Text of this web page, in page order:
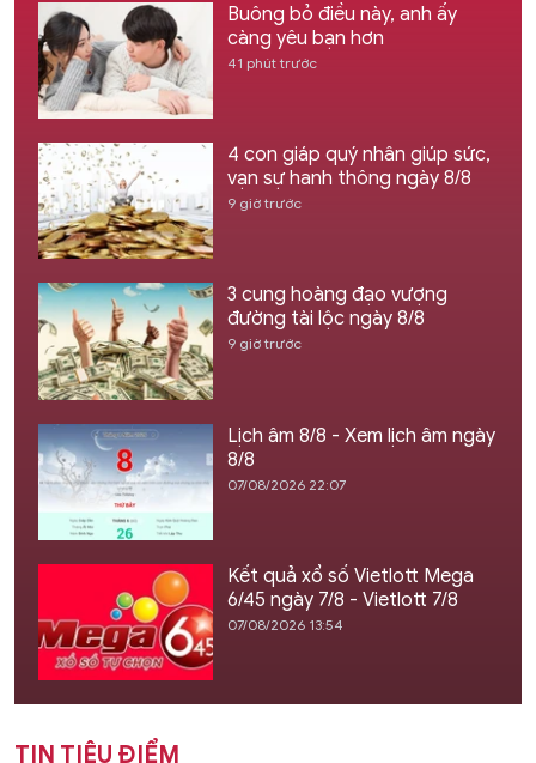
Buông bỏ điều này, anh ấy
càng yêu bạn hơn
41 phút trước
4 con giáp quý nhân giúp sức,
vạn sự hanh thông ngày 8/8
9 giờ trước
3 cung hoàng đạo vượng
đường tài lộc ngày 8/8
9 giờ trước
Lịch âm 8/8 - Xem lịch âm ngày
8/8
07/08/2026 22:07
Kết quả xổ số Vietlott Mega
6/45 ngày 7/8 - Vietlott 7/8
07/08/2026 13:54
TIN TIÊU ĐIỂM